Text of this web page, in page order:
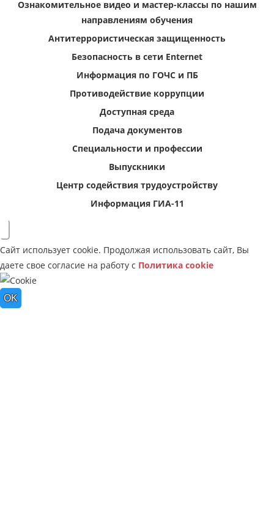
Ознакомительное видео и мастер-классы по нашим
направлениям обучения
Антитеррористическая защищенность
Безопасность в сети Enternet
Информация по ГОЧС и ПБ
Противодействие коррупции
Доступная среда
Подача документов
Специальности и профессии
Выпускники
Центр содействия трудоустройству
Информация ГИА-11
Сайт использует cookie. Продолжая использовать сайт, Вы
даете свое согласие на работу с Политика cookie
OK